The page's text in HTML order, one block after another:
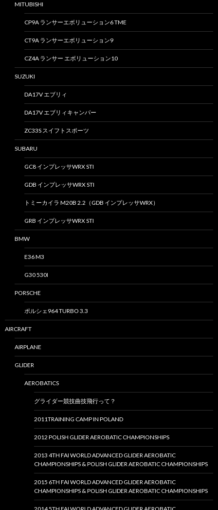
MITUBISHI
CP9A ランサーエボリューション6 TME
CT9A ランサーエボリューション9
CZ4A ランサー エボリューション10
SUZUKI
DA17V エブリィ
DA17V エブリィキャンパー
ZC33S スイフトスポーツ
SUBARU
GC8 インプレッサWRX STI
GDB インプレッサWRX STI
トミーカイラ M20B 2.2（GDB インプレッサWRX）
GRB インプレッサWRX STI
BMW
E36 M3
G30 530I
PORSCHE
ポルシェ964 TURBO 3.3
AIRCRAFT
AIRPLANE
GLIDER
AEROBATICS
グライダー競技曲技飛行って？
2011TRAINING CAMP IN POLAND
2012 POLISH GLIDER AEROBATIC CHAMPIONSHIPS
2013 4TH FAI WORLD ADVANCED GLIDER AEROBATIC
CHAMPIONSHIPS & POLISH GLIDER AEROBATIC CHAMPIONSHIPS
2015 6TH FAI WORLD ADVANCED GLIDER AEROBATIC
CHAMPIONSHIPS & POLISH GLIDER AEROBATIC CHAMPIONSHIPS